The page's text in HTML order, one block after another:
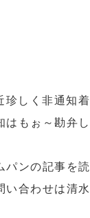
珍しく非通知着
はもぉ～勘弁し
パンの記事を読
い合わせは清水